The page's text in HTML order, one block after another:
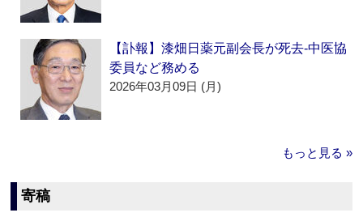
【訃報】漆畑日薬元副会長が死去‐中医協
委員など務める
2026年03月09日 (月)
もっと見る »
寄稿